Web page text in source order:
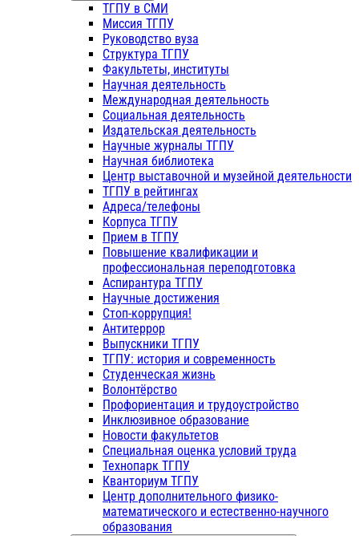
ТГПУ в СМИ
Миссия ТГПУ
Руководство вуза
Структура ТГПУ
Факультеты, институты
Научная деятельность
Международная деятельность
Социальная деятельность
Издательская деятельность
Научные журналы ТГПУ
Научная библиотека
Центр выставочной и музейной деятельности
ТГПУ в рейтингах
Адреса/телефоны
Корпуса ТГПУ
Прием в ТГПУ
Повышение квалификации и
профессиональная переподготовка
Аспирантура ТГПУ
Научные достижения
Стоп-коррупция!
Антитеррор
Выпускники ТГПУ
ТГПУ: история и современность
Студенческая жизнь
Волонтёрство
Профориентация и трудоустройство
Инклюзивное образование
Новости факультетов
Специальная оценка условий труда
Технопарк ТГПУ
Кванториум ТГПУ
Центр дополнительного физико-
математического и естественно-научного
образования